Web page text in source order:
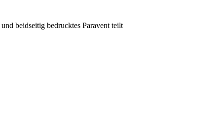
beidseitig bedrucktes Paravent teilt